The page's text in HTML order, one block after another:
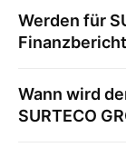
Werden für
Wann wird
SURTECO